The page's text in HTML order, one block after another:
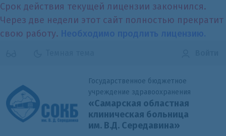
Срок действия текущей лицензии закончился.
Через две недели этот сайт полностью прекратит
свою работу.
Государственное бюджетное
учреждение здравоохранения
«Самарская областная
клиническая больница
им. В.Д. Середавина»